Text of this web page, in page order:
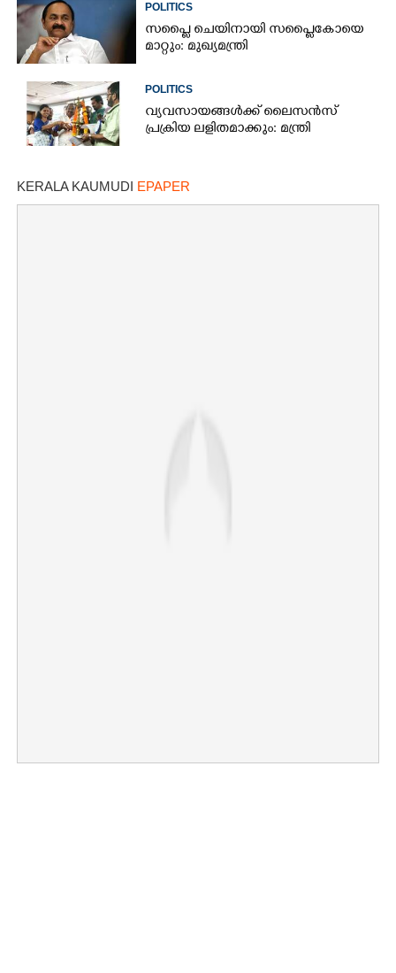
POLITICS
സപ്ലൈ ചെയിനായി സപ്ലൈകോയെ
മാറ്റും: മുഖ്യമന്ത്രി
POLITICS
വ്യവസായങ്ങൾക്ക് ലൈസൻസ്
പ്രക്രിയ ലളിതമാക്കും: മന്ത്രി
KERALA KAUMUDI EPAPER